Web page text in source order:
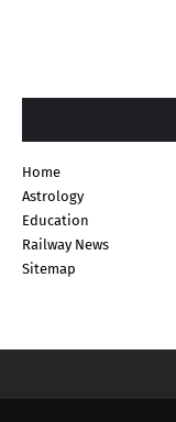
Home
Astrology
Education
Railway News
Sitemap